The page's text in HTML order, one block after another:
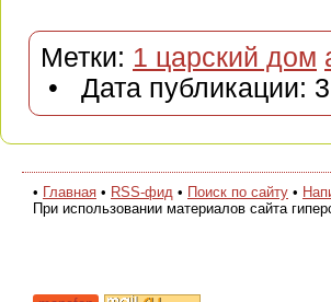
Метки: 1 царский дом
• Дата публикации:
• Главная • RSS-фид • Поиск по сайту •
При использовании материалов сайта